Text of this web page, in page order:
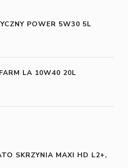
POWER 5W30 5L
LA 10W40 20L
SKRZYNIA MAXI HD L2+,